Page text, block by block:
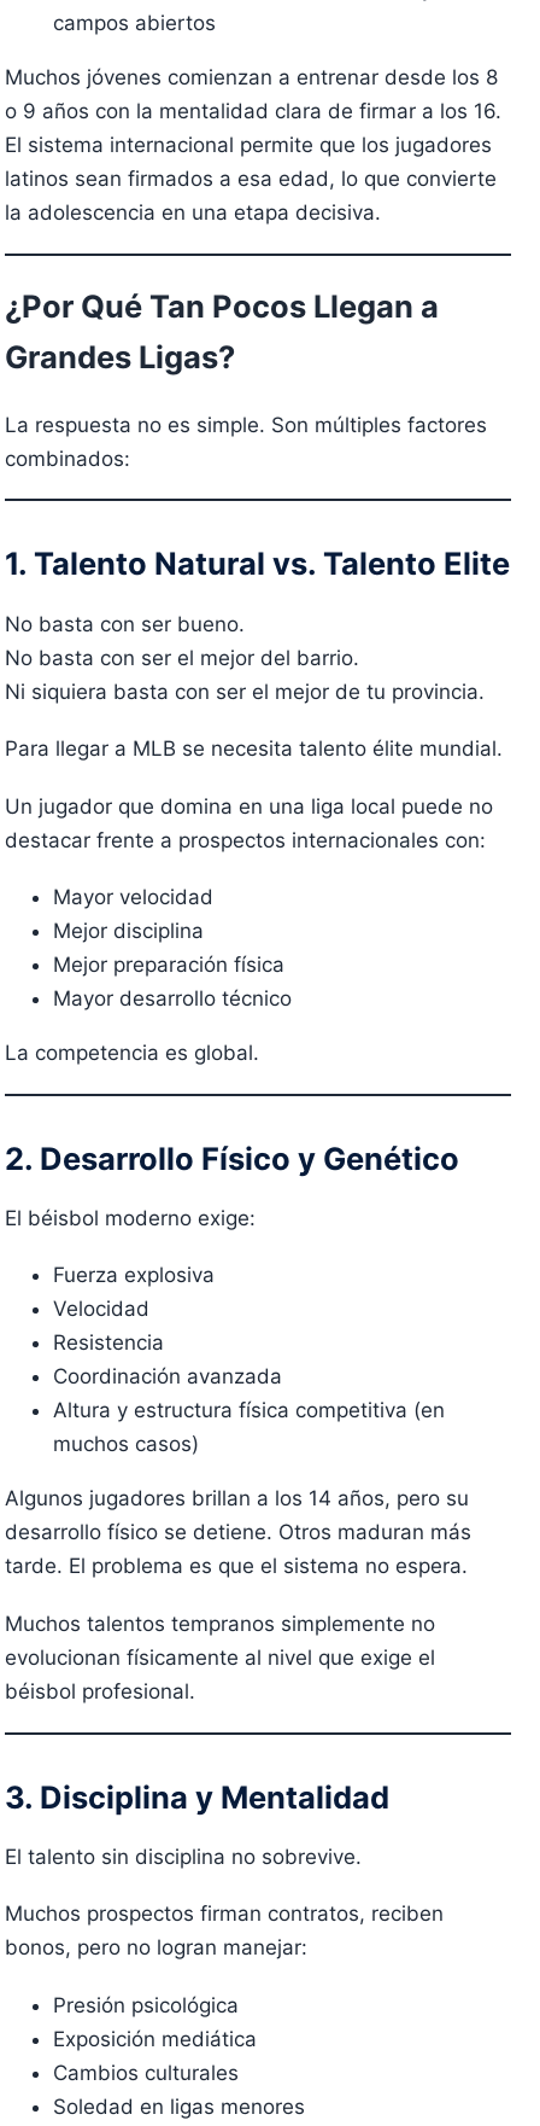
campos abiertos
Muchos jóvenes comienzan a entrenar desde los 8
o 9 años con la mentalidad clara de firmar a los 16.
El sistema internacional permite que los jugadores
latinos sean firmados a esa edad, lo que convierte
la adolescencia en una etapa decisiva.
¿Por Qué Tan Pocos Llegan a
Grandes Ligas?
La respuesta no es simple. Son múltiples factores
combinados:
1. Talento Natural vs. Talento Elite
No basta con ser bueno.
No basta con ser el mejor del barrio.
Ni siquiera basta con ser el mejor de tu provincia.
Para llegar a MLB se necesita talento élite mundial.
Un jugador que domina en una liga local puede no
destacar frente a prospectos internacionales con:
Mayor velocidad
Mejor disciplina
Mejor preparación física
Mayor desarrollo técnico
La competencia es global.
2. Desarrollo Físico y Genético
El béisbol moderno exige:
Fuerza explosiva
Velocidad
Resistencia
Coordinación avanzada
Altura y estructura física competitiva (en
muchos casos)
Algunos jugadores brillan a los 14 años, pero su
desarrollo físico se detiene. Otros maduran más
tarde. El problema es que el sistema no espera.
Muchos talentos tempranos simplemente no
evolucionan físicamente al nivel que exige el
béisbol profesional.
3. Disciplina y Mentalidad
El talento sin disciplina no sobrevive.
Muchos prospectos firman contratos, reciben
bonos, pero no logran manejar:
Presión psicológica
Exposición mediática
Cambios culturales
Soledad en ligas menores